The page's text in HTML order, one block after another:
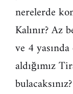
nerelerde
Kalınır? Az
ve 4
aldığımız
bulacaksınız?